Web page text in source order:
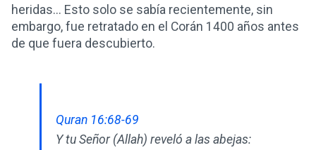
heridas... Esto solo se sabía recientemente, sin
embargo, fue retratado en el Corán 1400 años antes
de que fuera descubierto.
Quran 16:68-69
Y tu Señor (Allah) reveló a las abejas: